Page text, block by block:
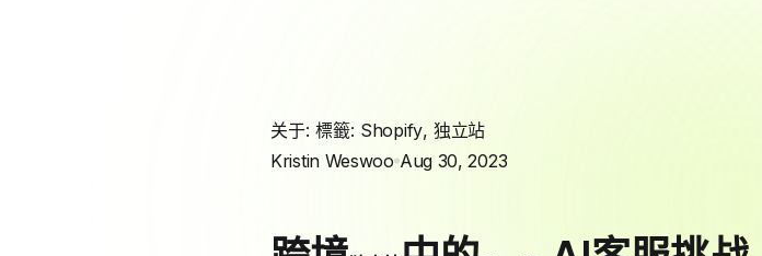
关于: 標籤: Shopify, 独立站
Kristin Weswoo Aug 30, 2023